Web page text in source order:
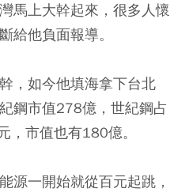
馬上大幹起來，很多人懷
給他負面報導。
，如今他填海拿下台北
鋼市值278億，世紀鋼占
，市值也有180億。
源一開始就從百元起跳，